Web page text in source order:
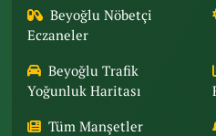
Beyoğlu Nöbetçi
Eczaneler
Beyoğlu Trafik
Yoğunluk Haritası
Tüm Manşetler